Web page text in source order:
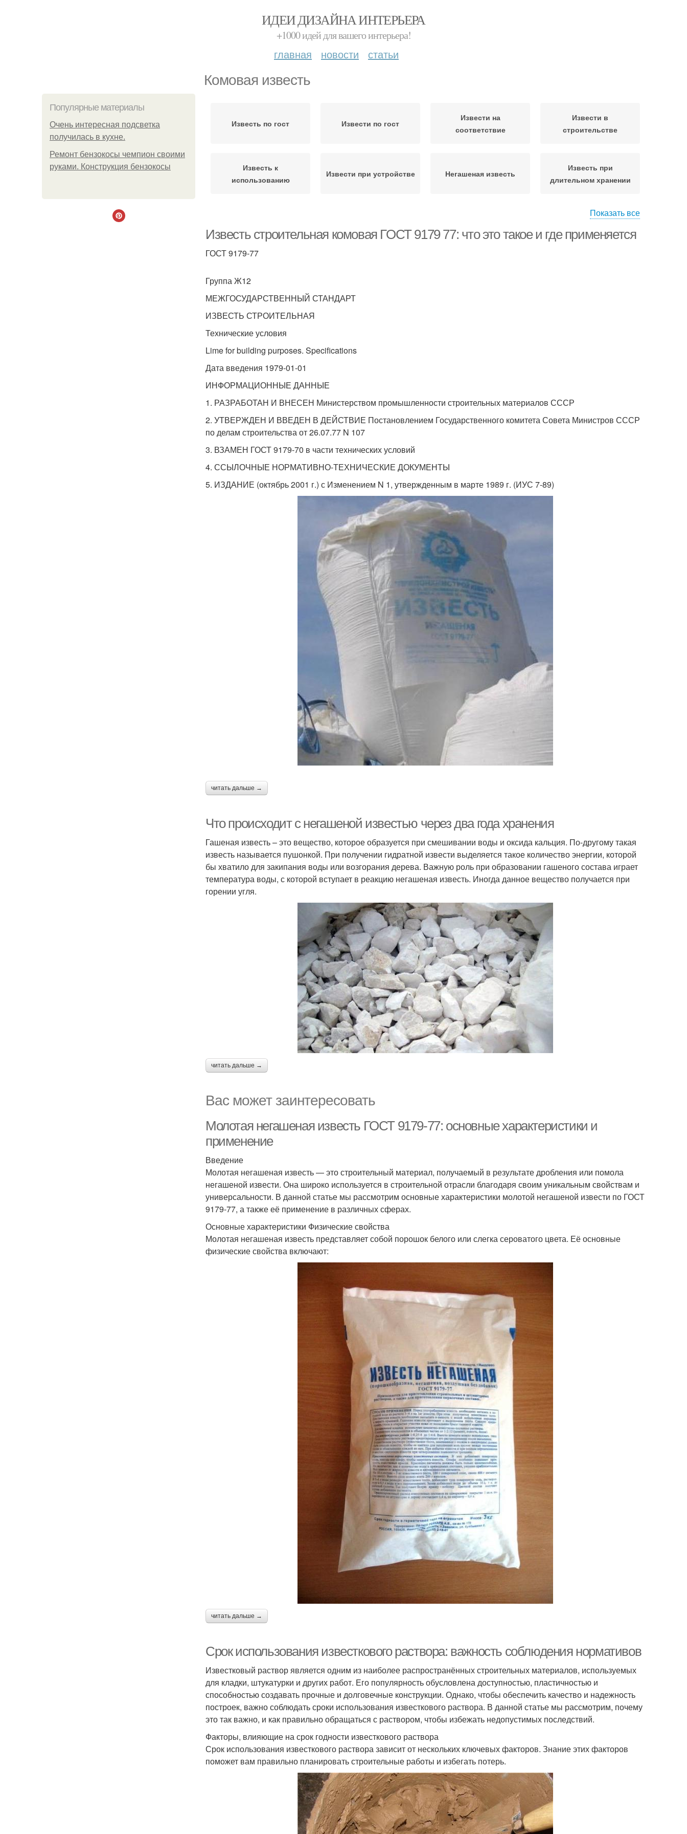
ИДЕИ ДИЗАЙНА ИНТЕРЬЕРА
+1000 идей для вашего интерьера!
главная новости статьи
Комовая известь
Популярные материалы
Очень интересная подсветка
получилась в кухне.
Ремонт бензокосы чемпион своими
руками. Конструкция бензокосы
Известь по гост Извести по гост
Извести на
соответствие
Извести в
строительстве
Известь к
использованию
Извести при устройстве Негашеная известь
Известь при
длительном хранении
строительстве
промышленности
лабораториях
Показать все
Известь строительная комовая ГОСТ 9179 77: что это такое и где применяется
ГОСТ 9179-77
Группа Ж12
МЕЖГОСУДАРСТВЕННЫЙ СТАНДАРТ
ИЗВЕСТЬ СТРОИТЕЛЬНАЯ
Технические условия
Lime for building purposes. Specifications
Дата введения 1979-01-01
ИНФОРМАЦИОННЫЕ ДАННЫЕ
1. РАЗРАБОТАН И ВНЕСЕН Министерством промышленности строительных материалов СССР
2. УТВЕРЖДЕН И ВВЕДЕН В ДЕЙСТВИЕ Постановлением Государственного комитета Совета Министров СССР
по делам строительства от 26.07.77 N 107
3. ВЗАМЕН ГОСТ 9179-70 в части технических условий
4. ССЫЛОЧНЫЕ НОРМАТИВНО-ТЕХНИЧЕСКИЕ ДОКУМЕНТЫ
5. ИЗДАНИЕ (октябрь 2001 г.) с Изменением N 1, утвержденным в марте 1989 г. (ИУС 7-89)
читать дальше →
Что происходит с негашеной известью через два года хранения
Гашеная известь – это вещество, которое образуется при смешивании воды и оксида кальция. По-другому такая
известь называется пушонкой. При получении гидратной извести выделяется такое количество энергии, которой
бы хватило для закипания воды или возгорания дерева. Важную роль при образовании гашеного состава играет
температура воды, с которой вступает в реакцию негашеная известь. Иногда данное вещество получается при
горении угля.
читать дальше →
Вас может заинтересовать
Молотая негашеная известь ГОСТ 9179-77: основные характеристики и
применение
Введение
Молотая негашеная известь — это строительный материал, получаемый в результате дробления или помола
негашеной извести. Она широко используется в строительной отрасли благодаря своим уникальным свойствам и
универсальности. В данной статье мы рассмотрим основные характеристики молотой негашеной извести по ГОСТ
9179-77, а также её применение в различных сферах.
Основные характеристики Физические свойства
Молотая негашеная известь представляет собой порошок белого или слегка сероватого цвета. Её основные
физические свойства включают:
читать дальше →
Срок использования известкового раствора: важность соблюдения нормативов
Известковый раствор является одним из наиболее распространённых строительных материалов, используемых
для кладки, штукатурки и других работ. Его популярность обусловлена доступностью, пластичностью и
способностью создавать прочные и долговечные конструкции. Однако, чтобы обеспечить качество и надежность
построек, важно соблюдать сроки использования известкового раствора. В данной статье мы рассмотрим, почему
это так важно, и как правильно обращаться с раствором, чтобы избежать недопустимых последствий.
Факторы, влияющие на срок годности известкового раствора
Срок использования известкового раствора зависит от нескольких ключевых факторов. Знание этих факторов
поможет вам правильно планировать строительные работы и избегать потерь.